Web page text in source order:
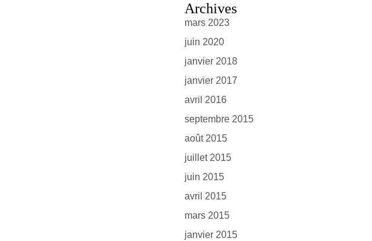
Archives
mars 2023
juin 2020
janvier 2018
janvier 2017
avril 2016
septembre 2015
août 2015
juillet 2015
juin 2015
avril 2015
mars 2015
janvier 2015